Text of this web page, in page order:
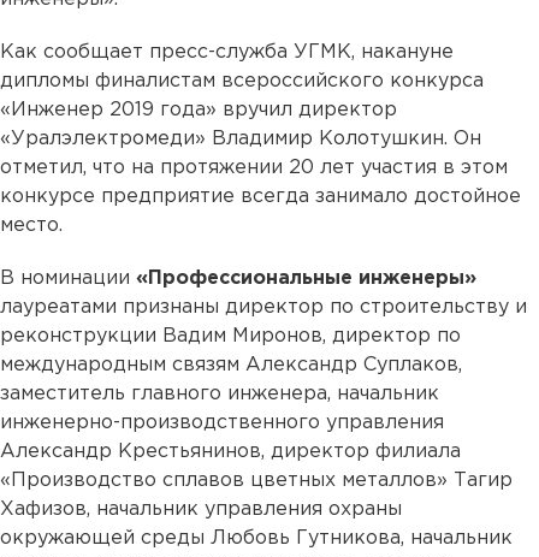
Как сообщает пресс-служба УГМК, накануне
дипломы финалистам всероссийского конкурса
«Инженер 2019 года» вручил директор
«Уралэлектромеди» Владимир Колотушкин. Он
отметил, что на протяжении 20 лет участия в этом
конкурсе предприятие всегда занимало достойное
место.
В номинации «Профессиональные инженеры»
лауреатами признаны директор по строительству и
реконструкции Вадим Миронов, директор по
международным связям Александр Суплаков,
заместитель главного инженера, начальник
инженерно-производственного управления
Александр Крестьянинов, директор филиала
«Производство сплавов цветных металлов» Тагир
Хафизов, начальник управления охраны
окружающей среды Любовь Гутникова, начальник